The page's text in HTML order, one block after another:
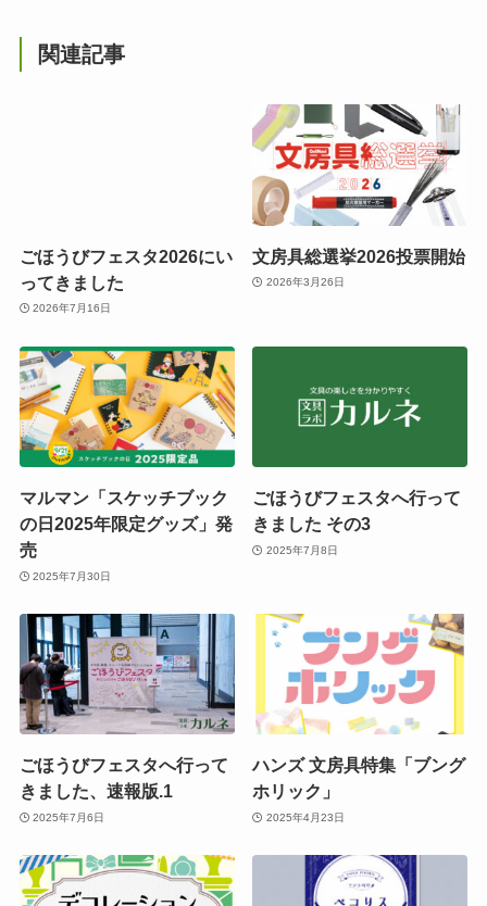
関連記事
ごほうびフェスタ2026にい
ってきました
2026年7月16日
文房具総選挙2026投票開始
2026年3月26日
マルマン「スケッチブック
の日2025年限定グッズ」発
売
2025年7月30日
ごほうびフェスタへ行って
きました その3
2025年7月8日
ごほうびフェスタへ行って
きました、速報版.1
2025年7月6日
ハンズ 文房具特集「ブング
ホリック」
2025年4月23日